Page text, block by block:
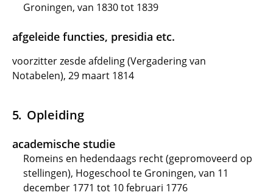
Groningen, van 1830 tot 1839
afgeleide functies, presidia etc.
voorzitter zesde afdeling (Vergadering van
Notabelen), 29 maart 1814
Opleiding
academische studie
Romeins en hedendaags recht (gepromoveerd op
stellingen), Hogeschool te Groningen, van 11
december 1771 tot 10 februari 1776